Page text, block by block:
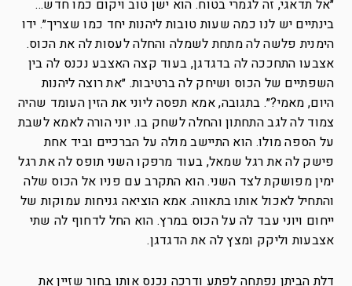
״אל תדאגי, זה לגמרי בטוח. הוא ישן טוב ויקום כמו חדש…
בינתיים יש לנו כמה שעות טובות ליהנות יחד כמו שצריך״. ידו
הימנית פלשה לה מתחת לשמלה והחלה לעסות לה את הכוס.
אצבעו התחככה לה בדגדגן, בעוד קצה האצבע נכנס לה בין
השפתיים של הכוס ושיחק לה ברטיבות. ״את רוצה ליהנות
היום, מאמי?״. בתגובה, אמא תפסה ליוני את הזין העומד שהיה
צמוד לה לגב התחתון והחלה לשחק בו. יוני הורה לאמא לשבת
על הספה מולו. הוא התיישב מולה על הברכיים וביד אחת
פישק לה את רגל שמאל, בעוד מרפקו השני תופס לה את רגל
ימין מפושקת לצד השני. הוא התקרב עם פניו אל הכוס שלה
והתחיל לאכול אותו בתאווה. אמא הוציאה גניחות עמוקות של
ייחום ויוני עבד לה על הכוס במרץ. הוא החל לדחוף לה שתי
אצבעות וליקק ומצץ לה את הדגדגן.
דלת הביתן נפתחה לפתע ודרכה נכנס אותו בחור שזיין את